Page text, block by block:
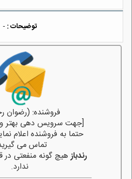
توضیحات : -
فروشنده: (رضوان
[جهت سرویس دهی بهتر و
حتما به فروشنده اعلام
تماس می
رندبازهیچ گونه منفعتی در
ندارد.